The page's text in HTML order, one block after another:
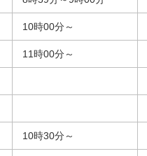
10時00分～
11時00分～
10時30分～